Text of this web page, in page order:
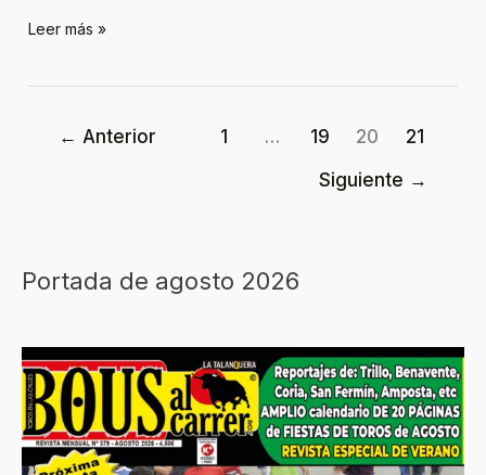
Leer más »
← Anterior 1 … 19 20
21
Siguiente →
Portada de agosto 2026